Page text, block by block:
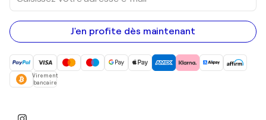
adresse
e-
mail
J'en profite dès maintenant
Virement
bancaire